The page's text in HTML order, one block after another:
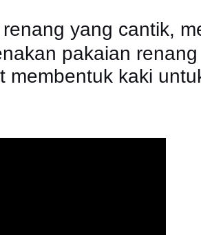
yang cantik,
pakaian
kaki